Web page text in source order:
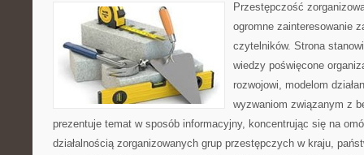
Przestępczość
ogromne zainteresowanie
czytelników. Strona
wiedzy poświęcone
rozwojowi, modelom
wyzwaniom związanym z
prezentuje temat w sposób informacyjny, koncentrując się na
działalnością zorganizowanych grup przestępczych w kraju,